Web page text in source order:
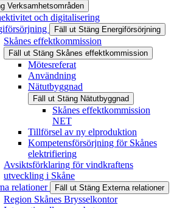
Verksamhetsområden
och digitalisering
Fäll ut Stäng Energiförsörjning
Skånes effektkommission
Fäll ut Stäng Skånes effektkommission
Mötesreferat
Användning
Nätutbyggnad
Fäll ut Stäng Nätutbyggnad
Skånes effektkommission
NET
Tillförsel av ny elproduktion
Kompetensförsörjning för Skånes
elektrifiering
Avsiktsförklaring för vindkraftens
utveckling i Skåne
relationer
Fäll ut Stäng Externa relationer
Region Skånes Brysselkontor